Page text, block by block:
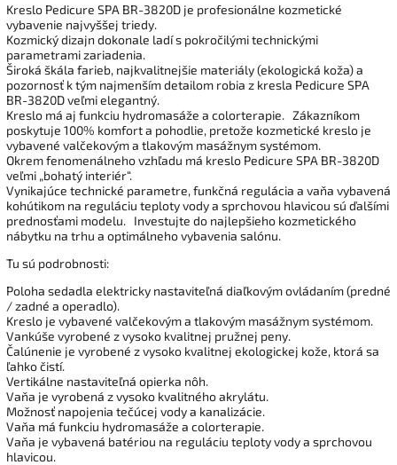
Kreslo Pedicure SPA BR-3820D je profesionálne kozmetické
vybavenie najvyššej triedy.
Kozmický dizajn dokonale ladí s pokročilými technickými
parametrami zariadenia.
Široká škála farieb, najkvalitnejšie materiály (ekologická koža) a
pozornosť k tým najmenším detailom robia z kresla Pedicure SPA
BR-3820D veľmi elegantný.
Kreslo má aj funkciu hydromasáže a colorterapie. Zákazníkom
poskytuje 100% komfort a pohodlie, pretože kozmetické kreslo je
vybavené valčekovým a tlakovým masážnym systémom.
Okrem fenomenálneho vzhľadu má kreslo Pedicure SPA BR-3820D
veľmi „bohatý interiér“.
Vynikajúce technické parametre, funkčná regulácia a vaňa vybavená
kohútikom na reguláciu teploty vody a sprchovou hlavicou sú ďalšími
prednosťami modelu. Investujte do najlepšieho kozmetického
nábytku na trhu a optimálneho vybavenia salónu.
Tu sú podrobnosti:
Poloha sedadla elektricky nastaviteľná diaľkovým ovládaním (predné
/ zadné a operadlo).
Kreslo je vybavené valčekovým a tlakovým masážnym systémom.
Vankúše vyrobené z vysoko kvalitnej pružnej peny.
Čalúnenie je vyrobené z vysoko kvalitnej ekologickej kože, ktorá sa
ľahko čistí.
Vertikálne nastaviteľná opierka nôh.
Vaňa je vyrobená z vysoko kvalitného akrylátu.
Možnosť napojenia tečúcej vody a kanalizácie.
Vaňa má funkciu hydromasáže a colorterapie.
Vaňa je vybavená batériou na reguláciu teploty vody a sprchovou
hlavicou.